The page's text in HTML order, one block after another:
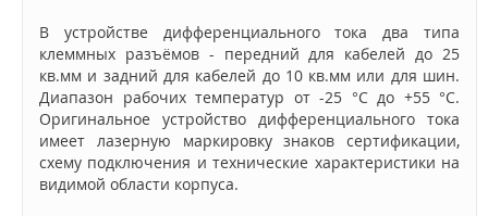
В устройстве дифференциального тока два типа
клеммных разъёмов - передний для кабелей до 25
кв.мм и задний для кабелей до 10 кв.мм или для шин.
Диапазон рабочих температур от -25 °C до +55 °C.
Оригинальное устройство дифференциального тока
имеет лазерную маркировку знаков сертификации,
схему подключения и технические характеристики на
видимой области корпуса.